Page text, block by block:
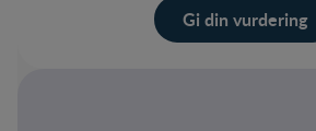
Gi din vurdering